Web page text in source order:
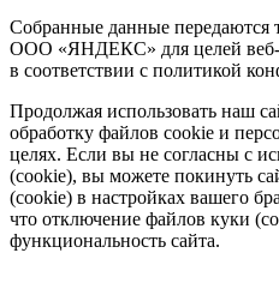
Собранные данные передаются
ООО «ЯНДЕКС» для целей веб-
в соответствии с политикой
Продолжая использовать наш
обработку файлов cookie и
целях. Если вы не согласны с
(cookie), вы можете покинуть
(cookie) в настройках вашего
что отключение файлов куки
функциональность сайта.